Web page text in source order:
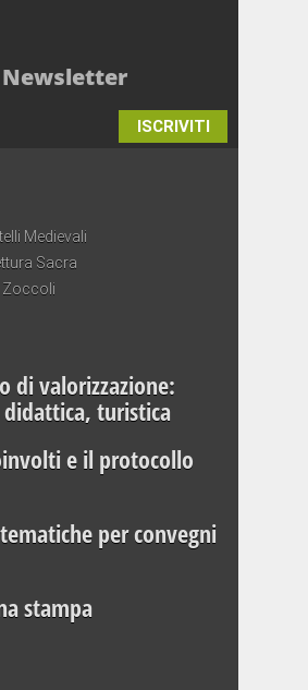
Newsletter
ISCRIVITI
Medievali
Sacra
Zoccoli
di valorizzazione:
turistica
e il protocollo
per convegni
stampa